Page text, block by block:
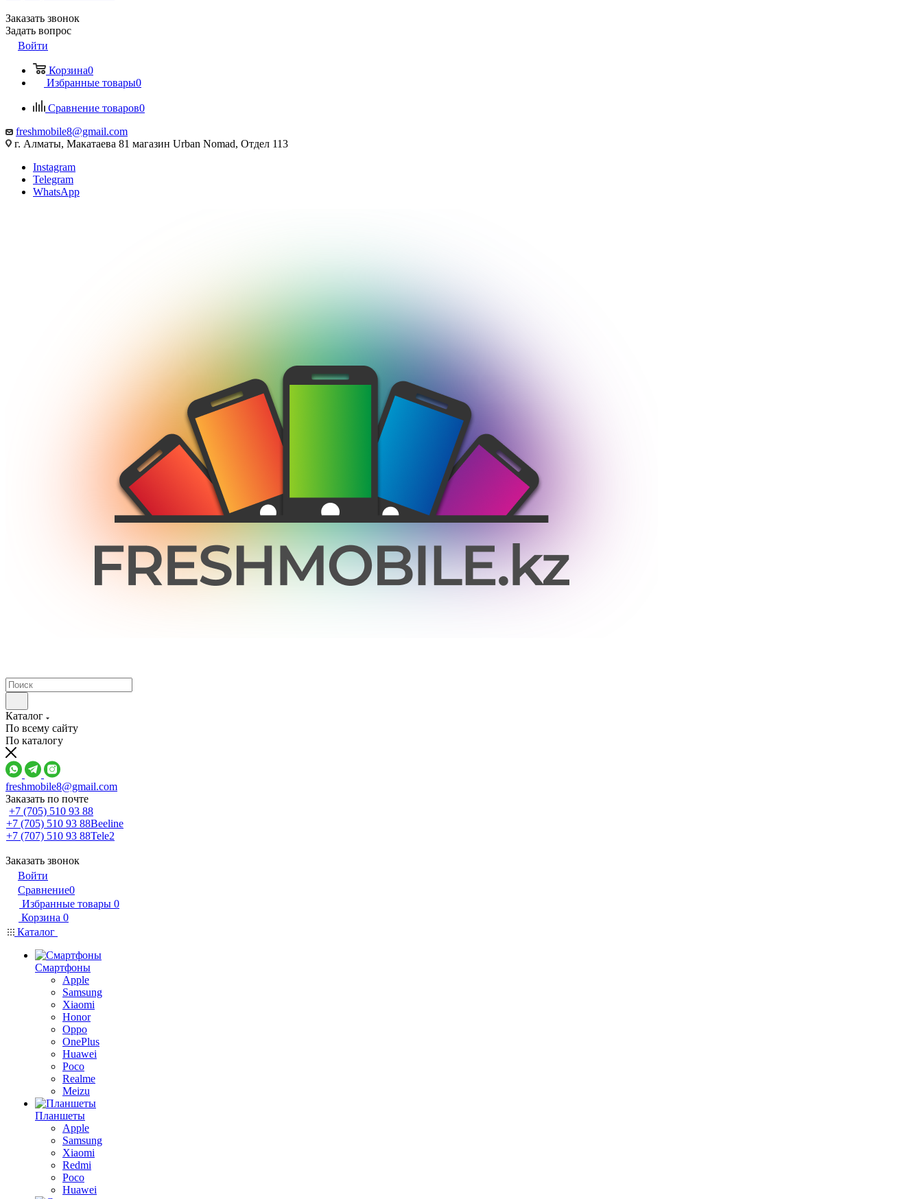
Заказать звонок
Задать вопрос
Войти
Корзина0
Избранные товары0
Сравнение товаров0
freshmobile8@gmail.com
г. Алматы, Макатаева 81 магазин Urban Nomad, Отдел 113
Instagram
Telegram
WhatsApp
Каталог
По всему сайту
По каталогу
freshmobile8@gmail.com
Заказать по почте
+7 (705) 510 93 88
+7 (705) 510 93 88Beeline
+7 (707) 510 93 88Tele2
Заказать звонок
Войти
Сравнение0
Избранные товары 0
Корзина 0
Каталог
Смартфоны
Apple
Samsung
Xiaomi
Honor
Oppo
OnePlus
Huawei
Poco
Realme
Meizu
Планшеты
Apple
Samsung
Xiaomi
Redmi
Poco
Huawei